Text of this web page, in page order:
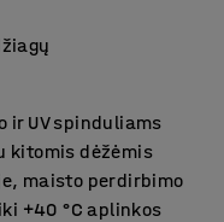
ir UV spinduliams
kitomis dėžėmis
maisto perdirbimo
+40 °C aplinkos